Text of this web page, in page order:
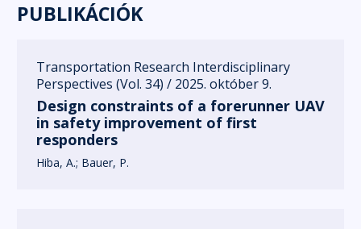
PUBLIKÁCIÓK
Transportation Research Interdisciplinary
Perspectives (Vol. 34) / 2025. október 9.
Design constraints of a forerunner UAV
in safety improvement of first
responders
Hiba, A. Bauer, P.